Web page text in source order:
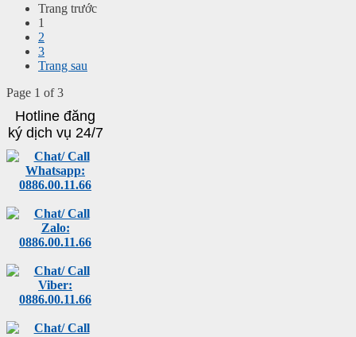
Trang trước
1
2
3
Trang sau
Page 1 of 3
Hotline đăng
ký dịch vụ 24/7